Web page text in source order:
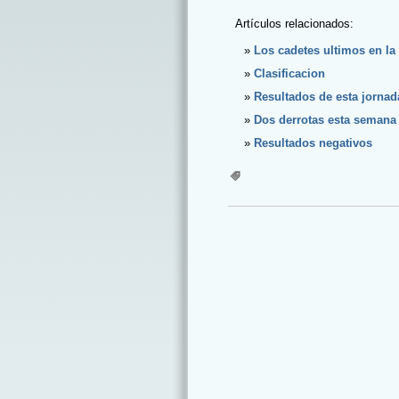
Artículos relacionados:
Los cadetes ultimos en la
Clasificacion
Resultados de esta
Dos derrotas esta semana
Resultados negativos